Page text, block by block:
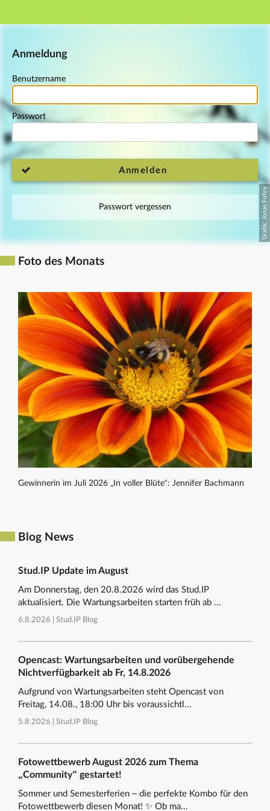
Hauptnavigation
Anmeldung
Benutzername
Passwort
Anmelden
Passwort vergessen
Foto des Monats
Gewinnerin im Juli 2026 „In voller Blüte“: Jennifer Bachmann
Blog News
Stud.IP Update im August
Am Donnerstag, den 20.8.2026 wird das Stud.IP
aktualisiert. Die Wartungsarbeiten starten früh ab ...
6.8.2026 | Stud.IP Blog
Opencast: Wartungsarbeiten und vorübergehende
Nichtverfügbarkeit ab Fr, 14.8.2026
Aufgrund von Wartungsarbeiten steht Opencast von
Freitag, 14.08., 18:00 Uhr bis voraussichtl...
5.8.2026 | Stud.IP Blog
Fotowettbewerb August 2026 zum Thema
„Community“ gestartet!
Sommer und Semesterferien – die perfekte Kombo für den
Fotowettbewerb diesen Monat! ✨ Ob ma...